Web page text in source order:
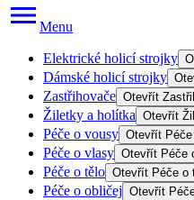
Menu
Elektrické holicí strojky
Dámské holicí strojky
Zastřihovače Otevřít
Žiletky a holítka Otevřít
Péče o vousy Otevřít
Péče o vlasy Otevřít Péče
Péče o tělo Otevřít Péče o
Péče o obličej Otevřít